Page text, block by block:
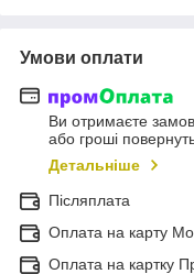
Умови оплати
Ви отримаєте
або гроші
Детальніше
Післяплата
Оплата на карту
Оплата на картку